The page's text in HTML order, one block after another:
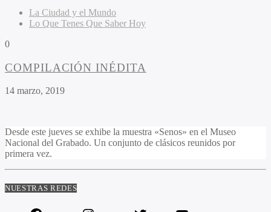
La Ciudad y el Mundo
Lo Que Tenes Que Saber Hoy
0
COMPILACIÓN INÉDITA
14 marzo, 2019
Desde este jueves se exhibe la muestra «Senos» en el Museo
Nacional del Grabado. Un conjunto de clásicos reunidos por
primera vez.
NUESTRAS REDES